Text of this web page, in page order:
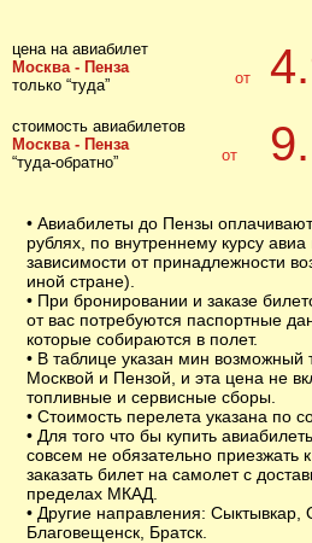
цена на авиабилет
Москва - Пенза
только “туда”
от
стоимость авиабилетов
Москва - Пенза
“туда-обратно”
от
• Авиабилеты до Пензы
рублях, по внутреннему курсу авиа
зависимости от принадлежности
иной стране).
• При бронировании и заказе
от вас потребуются паспортные
которые собираются в полет.
• В таблице указан мин
Москвой и Пензой, и эта цена не
топливные и сервисные сборы.
• Стоимость перелета указана по
• Для того что бы купить
совсем не обязательно
заказать билет на самолет с
пределах МКАД.
• Другие направления: Сыктывкар,
Благовещенск, Братск.